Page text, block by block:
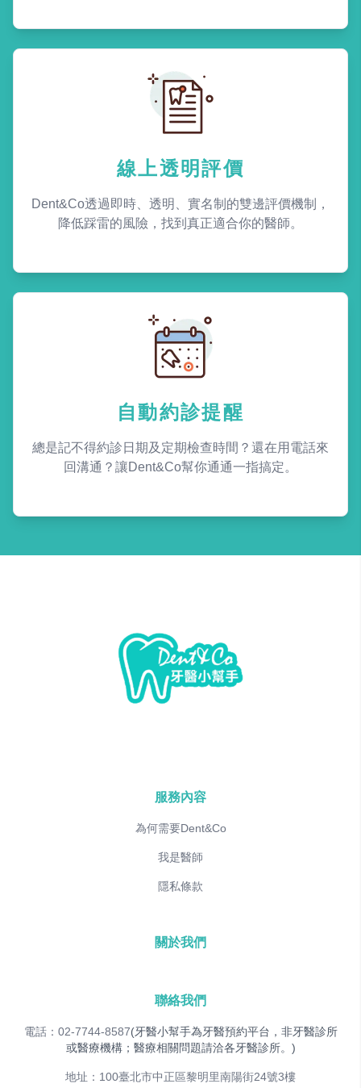
線上透明評價
Dent&Co透過即時、透明、實名制的雙邊評價機制，
降低踩雷的風險，找到真正適合你的醫師。
自動約診提醒
總是記不得約診日期及定期檢查時間？還在用電話來
回溝通？讓Dent&Co幫你通通一指搞定。
服務內容
為何需要Dent&Co
我是醫師
隱私條款
關於我們
聯絡我們
電話：02-7744-8587(牙醫小幫手為牙醫預約平台，非牙醫診所
或醫療機構；醫療相關問題請洽各牙醫診所。)
地址：100臺北市中正區黎明里南陽街24號3樓